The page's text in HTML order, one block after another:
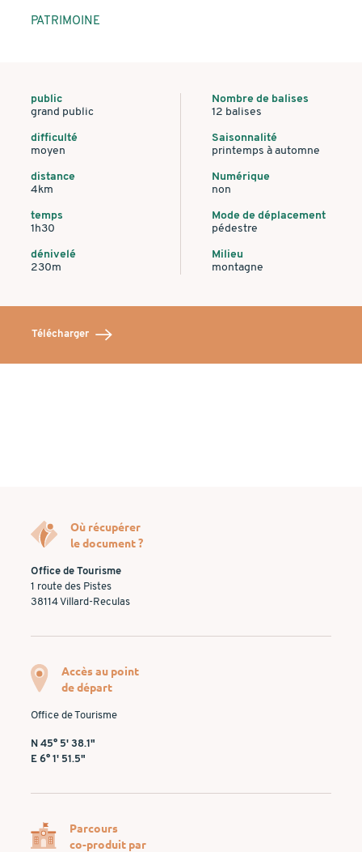
PATRIMOINE
public
grand public
difficulté
moyen
distance
4km
temps
1h30
dénivelé
230m
Nombre de balises
12 balises
Saisonnalité
printemps à automne
Numérique
non
Mode de déplacement
pédestre
Milieu
montagne
Télécharger
Où récupérer
le document ?
Office de Tourisme
1 route des Pistes
38114 Villard-Reculas
Accès au point
de départ
Office de Tourisme
N 45° 5' 38.1"
E 6° 1' 51.5"
Parcours
co-produit par